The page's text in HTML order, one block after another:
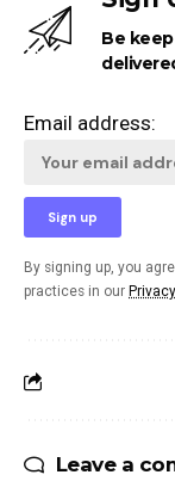
Be
Email address:
By signing up, you
practices in our
Leave a